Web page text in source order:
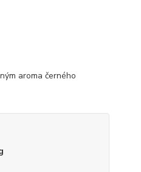
aroma černého